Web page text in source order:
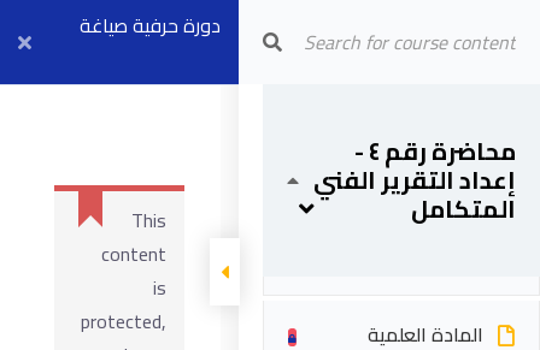
Arab Center for Arbitration
دورة حرفية صياغة
تقارير الخبرة
بث مباشر ٢٢ أبريل
محاضرة رقم ٤ -
إعداد التقرير الفني
المتكامل
المادة العلمية
This
content
is
protected,